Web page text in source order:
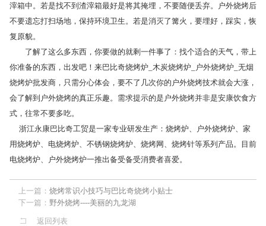
滓箱中。若是找不到渣滓箱最好是将其掩埋，不要随便丢弃。户外烧烤后
不要遗忘打扫场地，保持环境卫生。若是消灭了篝火，要埋好，踩实，恢
复原貌。
了解了这么多东西，你要做的就剩一件事了：找个适合的天气，带上
你准备的东西，出发吧！来巴比奇烧烤炉_木炭烧烤炉_户外烧烤炉_无烟
烧烤炉批发商，只需分心体会，要不了几次你的户外烧烤技术就会大涨，
会了解到户外烧烤的真正乐趣。需求提示的是户外烧烤并非是安康饮食方
式，往常不要多吃。
浙江永康巴比奇工贸是一家专业研发生产：烧烤炉、户外烧烤炉、家
用烧烤炉、电烧烤炉、不锈钢烧烤炉、烧烤网、烧烤针等系列产品。目前
电烧烤炉、户外烧烤炉一推出备受备受消费者喜爱。
上一篇： 烧烤常识小技巧与巴比奇烧烤小贴士
下一篇： 野外烧烤----美丽的九龙湖
返回列表